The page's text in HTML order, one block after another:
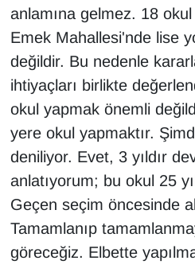
anlamına gelmez. 18
Emek Mahallesi'nde lise
değildir. Bu nedenle
ihtiyaçları birlikte
okul yapmak önemli
yere okul yapmaktır.
deniliyor. Evet, 3 yıldır
anlatıyorum; bu okul 25
Geçen seçim öncesinde
Tamamlanıp
göreceğiz. Elbette